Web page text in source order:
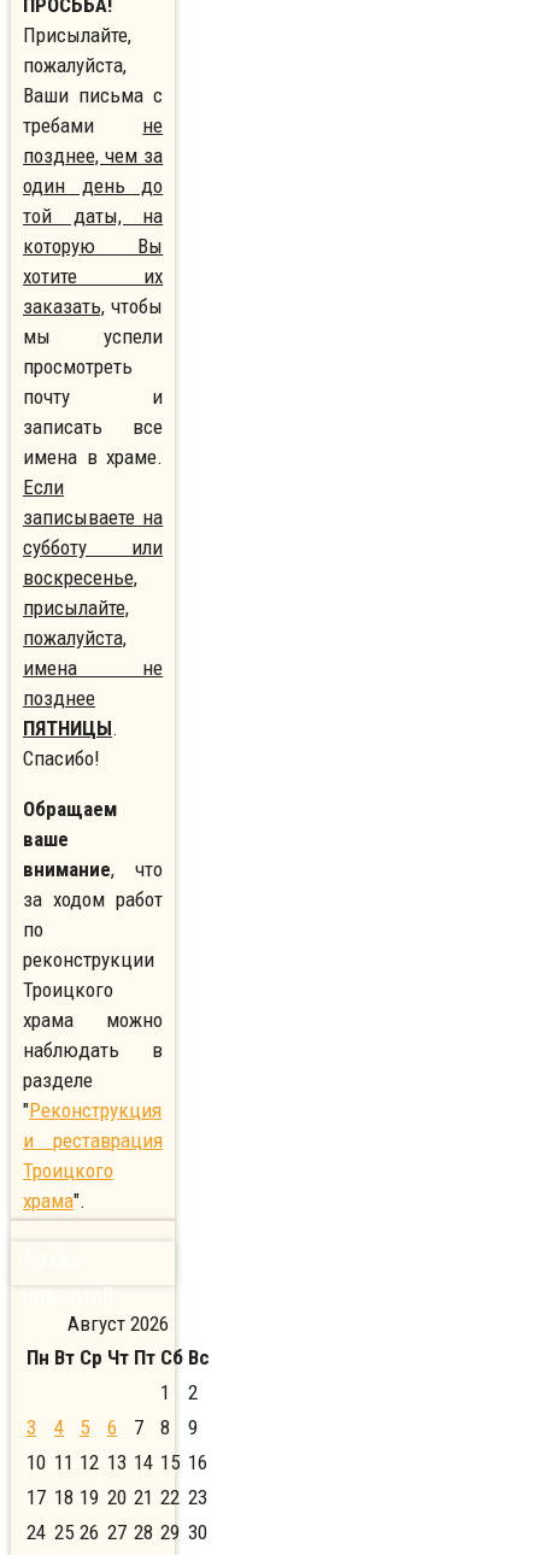
ПРОСЬБА!
Присылайте,
пожалуйста,
Ваши письма с
требами не
позднее, чем за
один день до
той даты, на
которую Вы
хотите их
заказать, чтобы
мы успели
просмотреть
почту и
записать все
имена в храме.
Если
записываете на
субботу или
воскресенье,
присылайте,
пожалуйста,
имена не
позднее
ПЯТНИЦЫ.
Спасибо!
Обращаем
ваше
внимание, что
за ходом работ
по
реконструкции
Троицкого
храма можно
наблюдать в
разделе
"Реконструкция
и реставрация
Троицкого
храма".
новостей
Август 2026
Пн Вт Ср Чт Пт Сб Вс
1
2
3
4 5 6 7 8
9
10 11 12 13 14 15 16
17 18 19 20 21 22 23
24 25 26 27 28 29 30